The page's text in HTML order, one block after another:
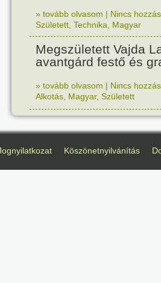
» tovább olvasom | Nincs
Született Technika Magyar
Megszületett Vajda
avantgárd festő és
» tovább olvasom | Nincs
Alkotás Magyar, Született
Köszönetnyilvánítás